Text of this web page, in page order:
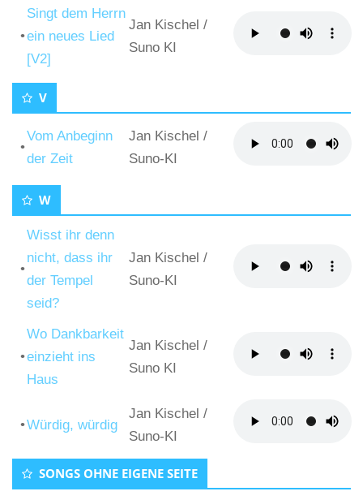
•
Singt dem Herrn
ein neues Lied
[V2]
Jan Kischel /
Suno KI
V
•
Vom Anbeginn
der Zeit
Jan Kischel /
Suno-KI
W
•
Wisst ihr denn
nicht, dass ihr
der Tempel
seid?
Jan Kischel /
Suno-KI
•
Wo Dankbarkeit
einzieht ins
Haus
Jan Kischel /
Suno KI
•Würdig, würdig
Jan Kischel /
Suno-KI
SONGS OHNE EIGENE SEITE